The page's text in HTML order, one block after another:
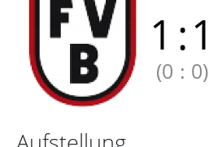
1 :1
(0 : 0)